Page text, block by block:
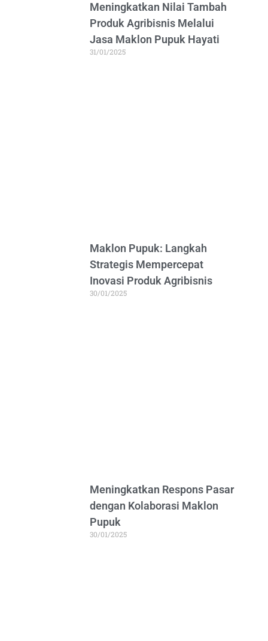
Meningkatkan Nilai Tambah
Produk Agribisnis Melalui
Jasa Maklon Pupuk Hayati
31/01/2025
Maklon Pupuk: Langkah
Strategis Mempercepat
Inovasi Produk Agribisnis
30/01/2025
Meningkatkan Respons Pasar
dengan Kolaborasi Maklon
Pupuk
30/01/2025